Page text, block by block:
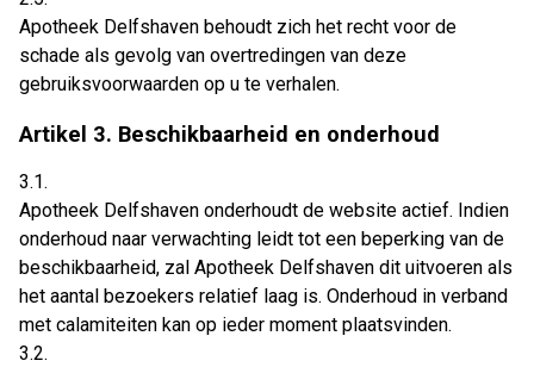
Apotheek Delfshaven behoudt zich het recht voor de
schade als gevolg van overtredingen van deze
gebruiksvoorwaarden op u te verhalen.
Artikel 3. Beschikbaarheid en onderhoud
3.1.
Apotheek Delfshaven onderhoudt de website actief. Indien
onderhoud naar verwachting leidt tot een beperking van de
beschikbaarheid, zal Apotheek Delfshaven dit uitvoeren als
het aantal bezoekers relatief laag is. Onderhoud in verband
met calamiteiten kan op ieder moment plaatsvinden.
3.2.